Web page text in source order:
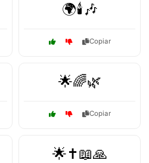
🌍🕯️🎶
Copiar
🌟🌈🌿
Copiar
🌟✝️📖🙏